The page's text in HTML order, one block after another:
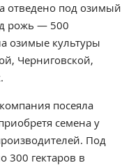
отведено под озимый
рожь — 500
озимые культуры
Черниговской,
посеяла
семена у
Под
300 гектаров в